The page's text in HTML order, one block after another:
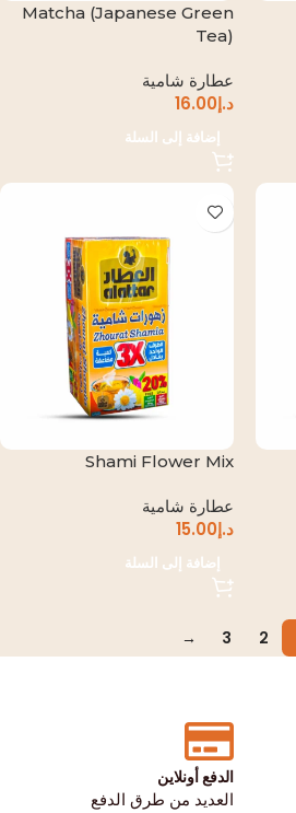
Matcha (Japanese Green
Tea)
عطارة شامية
د.إ16.00
إضافة إلى السلة
Shami Flower Mix
عطارة شامية
د.إ15.00
إضافة إلى السلة
2
3
→
الدفع أونلاين
العديد من طرق الدفع